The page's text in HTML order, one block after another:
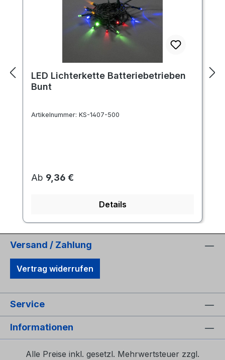
LED Lichterkette Batteriebetrieben
Bunt
Artikelnummer: KS-1407-500
Regulärer Preis:
Ab 9,36 €
Details
Versand / Zahlung
Vertrag widerrufen
Service
Informationen
Alle Preise inkl. gesetzl. Mehrwertsteuer zzgl.